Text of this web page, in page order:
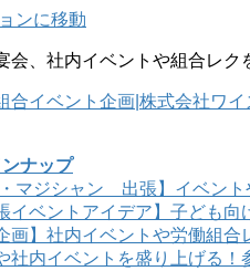
ンに移動
会、社内イベントや組合レ
合イベント企画|株式会社ワ
ナップ
・マジシャン 出張】イベン
イベントアイデア】子ども
画】社内イベントや労働組
社内イベントを盛り上げる